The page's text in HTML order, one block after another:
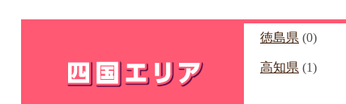
徳島県 (0)
高知県 (1)